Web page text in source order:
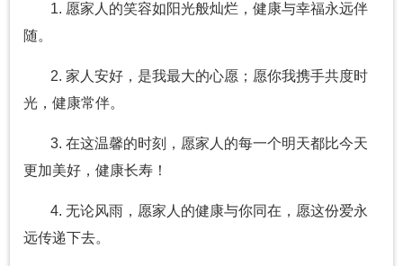
1. 愿家人的笑容如阳光般灿烂，健康与幸福永远伴
随。
2. 家人安好，是我最大的心愿；愿你我携手共度时
光，健康常伴。
3. 在这温馨的时刻，愿家人的每一个明天都比今天
更加美好，健康长寿！
4. 无论风雨，愿家人的健康与你同在，愿这份爱永
远传递下去。